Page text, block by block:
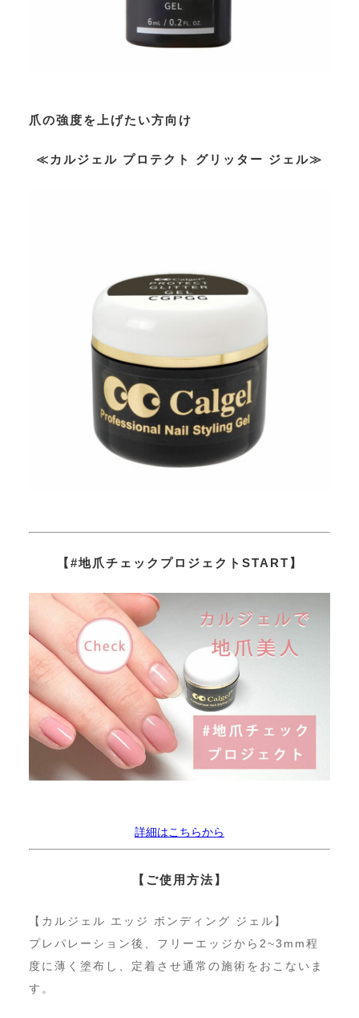
爪の強度を上げたい方向け
≪カルジェル プロテクト グリッター ジェル≫
【#地爪チェックプロジェクトSTART】
詳細はこちらから
【ご使用方法】
【カルジェル エッジ ボンディング ジェル】
プレパレーション後、フリーエッジから2~3mm程
度に薄く塗布し、定着させ通常の施術をおこないま
す。